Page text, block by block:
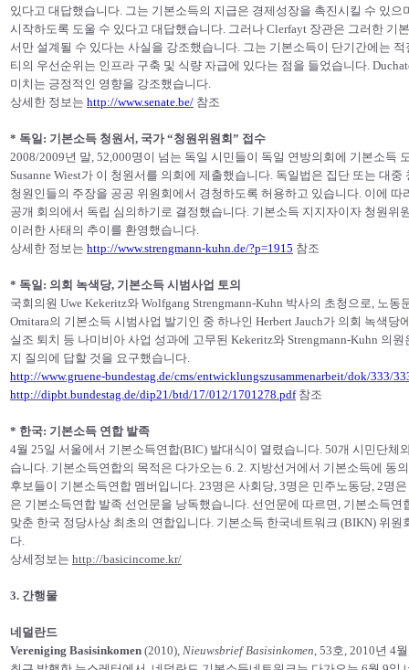
있다고 대답했습니다. 그는 기본소득의 지급은 경제성장을 촉진시킬 수 있
시작하도록 도울 수 있다고 대답했습니다. 그러나 Clerfayt 장관은 그러한 기
서만 설계될 수 있다는 사실을 강조했습니다. 그는 기본소득이 단기간에는
티의 우선순위는 인프라 구축 및 식량 자급에 있다는 점을 들었습니다.
미치는 긍정적인 영향을 강조했습니다.
상세한 정보는 http://www.senate.be/ 참조
* 독일 : 기본소득 청원서, 국가 “청원위원회” 접수
2008/2009년 말, 52,000명이 넘는 독일 시민들이 독일 연방의회에 기본소득
Susanne Wiest가 이 청원서를 의회에 제출했습니다. 독일법은 집단 또는 대
청원인들의 주장을 공공 위원회에서 경청하도록 허용하고 있습니다. 이에
공개 회의에서 독립 심의하기로 결정했습니다. 기본소득 지지자이자 청원위
이러한 사태의 추이를 환영했습니다.
상세한 정보는 http://www.strengmann-kuhn.de/?p=1915 참조
* 독일: 의회 녹색당, 기본소득 시범사업 토의
국회의원 Uwe Kekeritz와 Wolfgang Strengmann-Kuhn 박사의 초청으로, 노
Omitara의 기본소득 시범사업 발기인 중 하나인 Herbert Jauch가 의회 녹색
실조 퇴치 등 나미비아 사업 성과에 고무된 Kekeritz와 Strengmann-Kuhn 의
지 질의에 답할 것을 요구했습니다.
http://www.gruene-bundestag.de/cms/entwicklungszusammenarbeit/dok/333/
http://dipbt.bundestag.de/dip21/btd/17/012/1701278.pdf참조
* 한국: 기본소득 연합 발족
4월 25일 서울에서 기본소득연합(BIC) 발대식이 열렸습니다. 50개 시민단체
습니다. 기본소득연합의 목적은 다가오는 6. 2. 지방선거에서 기본소득에 동
후보들이 기본소득연합 멤버입니다. 23명은 사회당, 3명은 민주노동당, 2명
은 기본소득연합 발족 선언문을 낭독했습니다. 선언문에 따르면, 기본소득
맞춘 한국 정당사상 최초의 연합입니다. 기본소득 한국네트워크 (BIKN) 위
다.
상세정보는 http://basicincome.kr/
3. 간행물
네덜란드
Vereniging Basisinkomen (2010), Nieuwsbrief Basisinkomen, 53호, 2010년 4